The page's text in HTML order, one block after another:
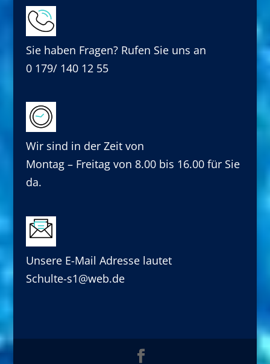
Sie haben Fragen? Rufen Sie uns an
0 179/ 140 12 55
Wir sind in der Zeit von
Montag – Freitag von 8.00 bis 16.00 für Sie
da.
Unsere E-Mail Adresse lautet
Schulte-s1@web.de